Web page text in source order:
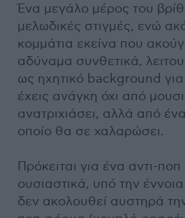
Ένα μεγάλο μέρος του
μελωδικές στιγμές, ενώ
κομμάτια εκείνα που
αδύναμα συνθετικά,
ως ηχητικό background για
έχεις ανάγκη όχι από
ανατριχιάσει, αλλά από
οποίο θα σε χαλαρώσει.
Πρόκειται για ένα αντι-
ουσιαστικά, υπό την
δεν ακολουθεί αυστηρά